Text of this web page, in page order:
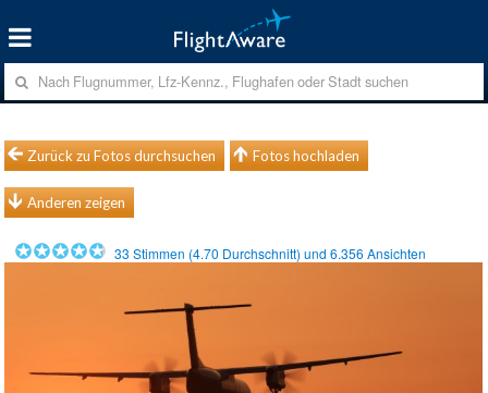
Zurück zu Fotos durchsuchen Fotos hochladen
Anderen zeigen
33 Stimmen (4.70 Durchschnitt) und6.356 Ansichten